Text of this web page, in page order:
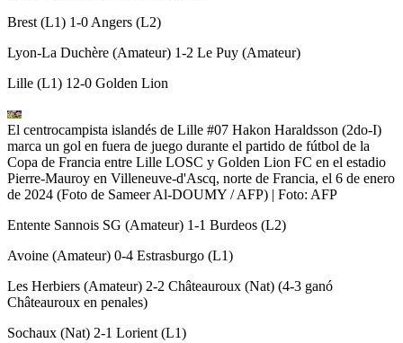
Brest (L1) 1-0 Angers (L2)
Lyon-La Duchère (Amateur) 1-2 Le Puy (Amateur)
Lille (L1) 12-0 Golden Lion
El centrocampista islandés de Lille #07 Hakon Haraldsson (2do-I)
marca un gol en fuera de juego durante el partido de fútbol de la
Copa de Francia entre Lille LOSC y Golden Lion FC en el estadio
Pierre-Mauroy en Villeneuve-d'Ascq, norte de Francia, el 6 de enero
de 2024 (Foto de Sameer Al-DOUMY / AFP) | Foto: AFP
Entente Sannois SG (Amateur) 1-1 Burdeos (L2)
Avoine (Amateur) 0-4 Estrasburgo (L1)
Les Herbiers (Amateur) 2-2 Châteauroux (Nat) (4-3 ganó
Châteauroux en penales)
Sochaux (Nat) 2-1 Lorient (L1)